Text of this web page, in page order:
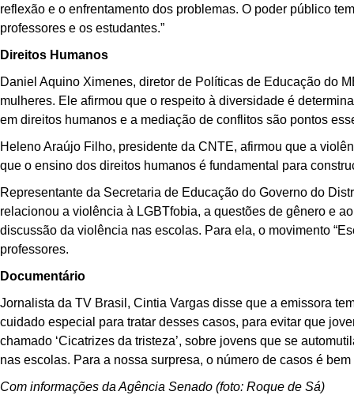
reflexão e o enfrentamento dos problemas. O poder público
professores e os estudantes.”
Direitos Humanos
Daniel Aquino Ximenes, diretor de Políticas de Educação do
mulheres. Ele afirmou que o respeito à diversidade é
em direitos humanos e a mediação de conflitos são pontos
Heleno Araújo Filho, presidente da CNTE, afirmou que a
que o ensino dos direitos humanos é fundamental para
Representante da Secretaria de Educação do Governo do
relacionou a violência à LGBTfobia, a questões de gênero e
discussão da violência nas escolas. Para ela, o movimento
professores.
Documentário
Jornalista da TV Brasil, Cintia Vargas disse que a emissora
cuidado especial para tratar desses casos, para evitar que
chamado ‘Cicatrizes da tristeza’, sobre jovens que se
nas escolas. Para a nossa surpresa, o número de casos é bem
Com informações da Agência Senado (foto: Roque de Sá)